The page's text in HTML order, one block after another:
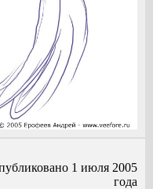
1 июля 2005
года